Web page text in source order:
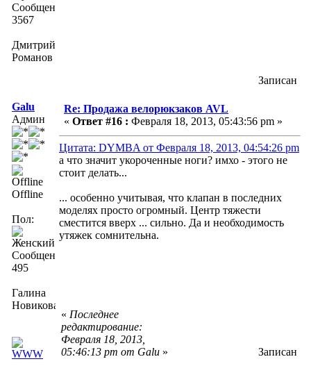
Сообщений:
3567
Дмитрий
Романов
Записан
Galu
Админ
Offline
Пол:
Сообщений:
495
Галина
Новикова
Re: Продажа велорюкзаков AVL
« Ответ #16 : Февраля 18, 2013, 05:43:56 pm »
Цитата: DYMBA от Февраля 18, 2013, 04:54:26 pm
а что значит укороченные ноги? имхо - этого не
стоит делать...
... особенно учитывая, что клапан в последних
моделях просто огромный. Центр тяжести
сместится вверх ... сильно. Да и необходимость
утяжек сомнительна.
« Последнее
редактирование:
Февраля 18, 2013,
05:46:13 pm от Galu » Записан